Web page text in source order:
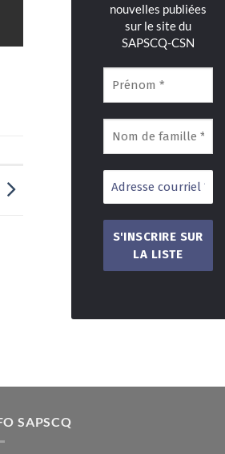
nouvelles publiées
sur le site du
SAPSCQ-CSN
SAPSCQ